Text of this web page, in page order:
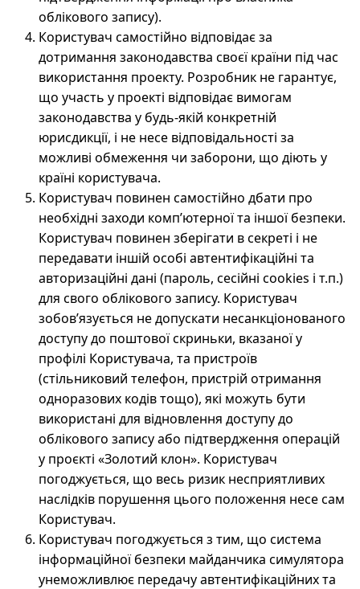
облікового запису).
Користувач самостійно відповідає за
дотримання законодавства своєї країни під час
використання проекту. Розробник не гарантує,
що участь у проекті відповідає вимогам
законодавства у будь-якій конкретній
юрисдикції, і не несе відповідальності за
можливі обмеження чи заборони, що діють у
країні користувача.
Користувач повинен самостійно дбати про
необхідні заходи комп’ютерної та іншої безпеки.
Користувач повинен зберігати в секреті і не
передавати іншій особі автентифікаційні та
авторизаційні дані (пароль, сесійні cookies і т.п.)
для свого облікового запису. Користувач
зобов’язується не допускати несанкціонованого
доступу до поштової скриньки, вказаної у
профілі Користувача, та пристроїв
(стільниковий телефон, пристрій отримання
одноразових кодів тощо), які можуть бути
використані для відновлення доступу до
облікового запису або підтвердження операцій
у проєкті «Золотий клон». Користувач
погоджується, що весь ризик несприятливих
наслідків порушення цього положення несе сам
Користувач.
Користувач погоджується з тим, що система
інформаційної безпеки майданчика симулятора
унеможливлює передачу автентифікаційних та